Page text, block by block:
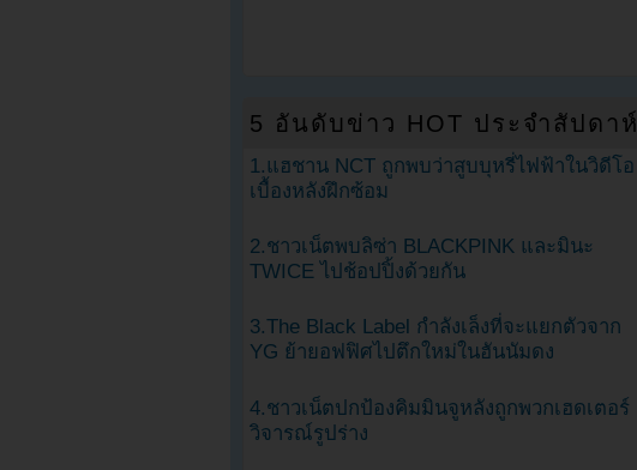
5 อันดับข่าว HOT ประจำสัปดาห์
1.แฮชาน NCT ถูกพบว่าสูบบุหรี่ไฟฟ้าในวิดีโอ
เบื้องหลังฝึกซ้อม
2.ชาวเน็ตพบลิซ่า BLACKPINK และมินะ
TWICE ไปช้อปปิ้งด้วยกัน
3.The Black Label กำลังเล็งที่จะแยกตัวจาก
YG ย้ายอฟฟิศไปตึกใหม่ในฮันนัมดง
4.ชาวเน็ตปกป้องคิมมินจูหลังถูกพวกเฮดเตอร์
วิจารณ์รูปร่าง